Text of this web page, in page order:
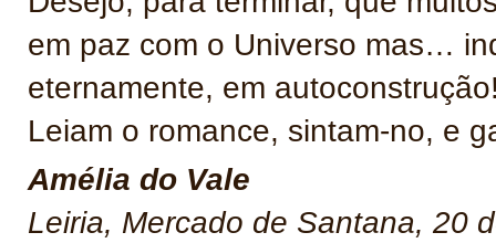
em paz com o Universo mas…
eternamente, em
Leiam o romance, sintam-no, e
Amélia do Vale
Leiria, Mercado de Santana, 20